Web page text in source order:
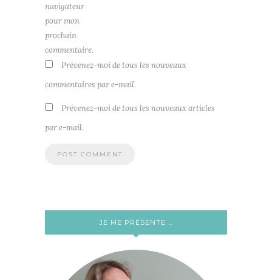
navigateur
pour mon
prochain
commentaire.
Prévenez-moi de tous les nouveaux
commentaires par e-mail.
Prévenez-moi de tous les nouveaux articles
par e-mail.
JE ME PRÉSENTE …